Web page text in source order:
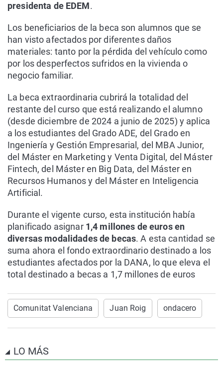
presidenta de EDEM.
Los beneficiarios de la beca son alumnos que se
han visto afectados por diferentes daños
materiales: tanto por la pérdida del vehículo como
por los desperfectos sufridos en la vivienda o
negocio familiar.
La beca extraordinaria cubrirá la totalidad del
restante del curso que está realizando el alumno
(desde diciembre de 2024 a junio de 2025) y aplica
a los estudiantes del Grado ADE, del Grado en
Ingeniería y Gestión Empresarial, del MBA Junior,
del Máster en Marketing y Venta Digital, del Máster
Fintech, del Máster en Big Data, del Máster en
Recursos Humanos y del Máster en Inteligencia
Artificial.
Durante el vigente curso, esta institución había
planificado asignar 1,4 millones de euros en
diversas modalidades de becas. A esta cantidad se
suma ahora el fondo extraordinario destinado a los
estudiantes afectados por la DANA, lo que eleva el
total destinado a becas a 1,7 millones de euros
Comunitat Valenciana Juan Roig ondacero
LO MÁS